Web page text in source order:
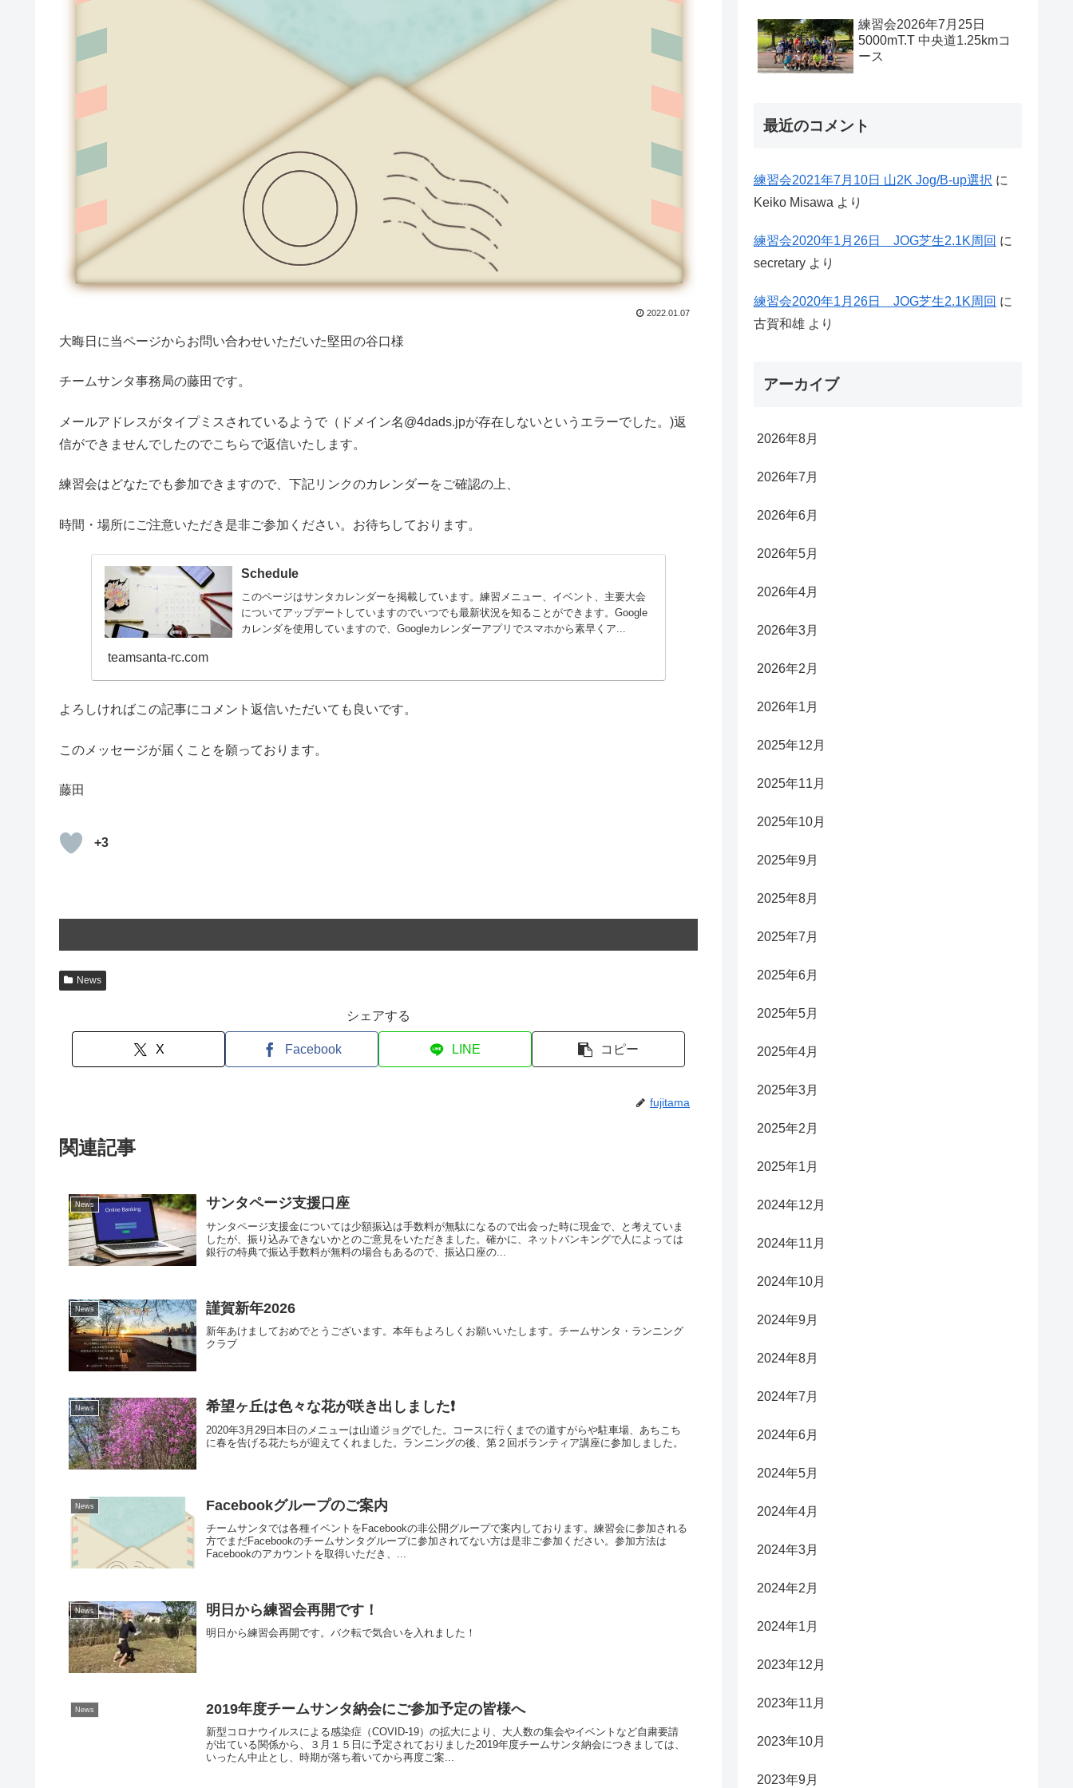
2022.01.07
大晦日に当ページからお問い合わせいただいた堅田の谷口様
チームサンタ事務局の藤田です。
メールアドレスがタイプミスされているようで（ドメイン名@4dads.jpが存在しないというエラーでした。)返
信ができませんでしたのでこちらで返信いたします。
練習会はどなたでも参加できますので、下記リンクのカレンダーをご確認の上、
時間・場所にご注意いただき是非ご参加ください。お待ちしております。
Schedule
このページはサンタカレンダーを掲載しています。練習メニュー、イベント、主要大会
についてアップデートしていますのでいつでも最新状況を知ることができます。Google
カレンダを使用していますので、Googleカレンダーアプリでスマホから素早くア...
teamsanta-rc.com
よろしければこの記事にコメント返信いただいても良いです。
このメッセージが届くことを願っております。
藤田
+3
News
シェアする
X Facebook LINE コピー
fujitama
関連記事
News サンタページ支援口座
サンタページ支援金については少額振込は手数料が無駄になるので出会った時に現金で、と考えていま
したが、振り込みできないかとのご意見をいただきました。確かに、ネットバンキングで人によっては
銀行の特典で振込手数料が無料の場合もあるので、振込口座の...
News 謹賀新年2026
新年あけましておめでとうございます。本年もよろしくお願いいたします。チームサンタ・ランニング
クラブ
News 希望ヶ丘は色々な花が咲き出しました❗
2020年3月29日本日のメニューは山道ジョグでした。コースに行くまでの道すがらや駐車場、あちこち
に春を告げる花たちが迎えてくれました。ランニングの後、第２回ボランティア講座に参加しました。
News Facebookグループのご案内
チームサンタでは各種イベントをFacebookの非公開グループで案内しております。練習会に参加される
方でまだFacebookのチームサンタグループに参加されてない方は是非ご参加ください。参加方法は
Facebookのアカウントを取得いただき、...
News 明日から練習会再開です！
明日から練習会再開です。バク転で気合いを入れました！
News 2019年度チームサンタ納会にご参加予定の皆様へ
新型コロナウイルスによる感染症（COVID-19）の拡大により、大人数の集会やイベントなど自粛要請
が出ている関係から、３月１５日に予定されておりました2019年度チームサンタ納会につきましては、
いったん中止とし、時期が落ち着いてから再度ご案...
練習会2026年7月25日
5000mT.T 中央道1.25kmコ
ース
最近のコメント
練習会2021年7月10日 山2K Jog/B-up選択 に
Keiko Misawa より
練習会2020年1月26日 JOG芝生2.1K周回 に
secretary より
練習会2020年1月26日 JOG芝生2.1K周回 に
古賀和雄 より
アーカイブ
2026年8月
2026年7月
2026年6月
2026年5月
2026年4月
2026年3月
2026年2月
2026年1月
2025年12月
2025年11月
2025年10月
2025年9月
2025年8月
2025年7月
2025年6月
2025年5月
2025年4月
2025年3月
2025年2月
2025年1月
2024年12月
2024年11月
2024年10月
2024年9月
2024年8月
2024年7月
2024年6月
2024年5月
2024年4月
2024年3月
2024年2月
2024年1月
2023年12月
2023年11月
2023年10月
2023年9月